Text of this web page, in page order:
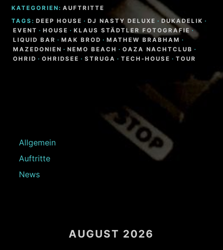
KATEGORIEN: AUFTRITTE
TAGS: DEEP HOUSE · DJ NASTY DELUXE · DUKADELIK ·
EVENT · HOUSE · KLAUS STÄDTLER FOTOGRAFIE ·
LIQUID BAR · MAK BROD · MATHEW BRABHAM ·
MAZEDONIEN · NEMO BEACH · OAZA NACHTCLUB ·
OHRID · OHRIDSEE · STRUGA · TECH-HOUSE · TOUR
Allgemein
Auftritte
News
AUGUST 2026